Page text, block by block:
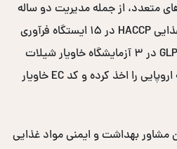
متعدد، از جمله مدیریت دو ساله
پروژه ایمنی و بهداشت مواد غذایی HACCP در ۱۵ ایستگاه فرآوری
خاویار ایران و استانداردسازی GLP در ۳ آزمایشگاه خاویار شیلات
ایران، توانستیم تایید اتحادیه اروپایی را اخذ کرده و کد EC خاویار
به عنوان مشاور بهداشت و ایمنی مواد غذایی